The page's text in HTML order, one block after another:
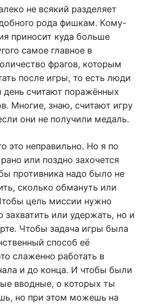
не всякий разделяет
рода фишкам. Кому-
приносит куда больше
самое главное в
фрагов, которым
после игры, то есть люди
день считают поражённых
Многие, знаю, считают игру
они не получили медаль.
это неправильно. Но я по
или поздно захочется
противника надо было не
сколько обмануть или
цель миссии нужно
захватить или удержать, но и
Чтобы задача игры была
способ её
слаженно работать в
и до конца. И чтобы были
вводные, о которых ты
но при этом можешь на